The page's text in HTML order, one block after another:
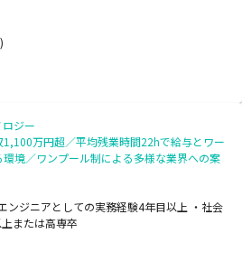
ジー
1,100万円超／平均残業時間22hで給与とワー
境／ワンプール制による多様な業界への案
ンジニアとしての実務経験4年目以上 ・社会
または高専卒